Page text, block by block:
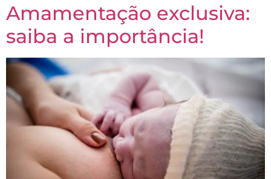
Amamentação exclusiva:
saiba a importância!